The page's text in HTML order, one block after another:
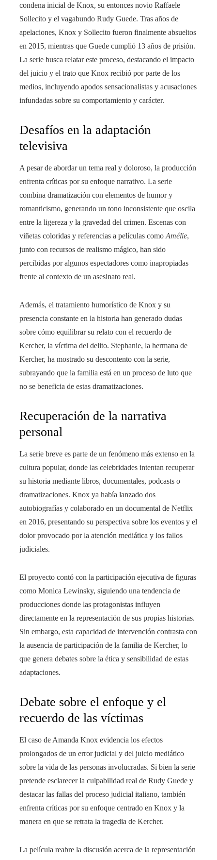
condena inicial de Knox, su entonces novio Raffaele
Sollecito y el vagabundo Rudy Guede. Tras años de
apelaciones, Knox y Sollecito fueron finalmente absueltos
en 2015, mientras que Guede cumplió 13 años de prisión.
La serie busca relatar este proceso, destacando el impacto
del juicio y el trato que Knox recibió por parte de los
medios, incluyendo apodos sensacionalistas y acusaciones
infundadas sobre su comportamiento y carácter.
Desafíos en la adaptación
televisiva
A pesar de abordar un tema real y doloroso, la producción
enfrenta críticas por su enfoque narrativo. La serie
combina dramatización con elementos de humor y
romanticismo, generando un tono inconsistente que oscila
entre la ligereza y la gravedad del crimen. Escenas con
viñetas coloridas y referencias a películas como Amélie,
junto con recursos de realismo mágico, han sido
percibidas por algunos espectadores como inapropiadas
frente al contexto de un asesinato real.
Además, el tratamiento humorístico de Knox y su
presencia constante en la historia han generado dudas
sobre cómo equilibrar su relato con el recuerdo de
Kercher, la víctima del delito. Stephanie, la hermana de
Kercher, ha mostrado su descontento con la serie,
subrayando que la familia está en un proceso de luto que
no se beneficia de estas dramatizaciones.
Recuperación de la narrativa
personal
La serie breve es parte de un fenómeno más extenso en la
cultura popular, donde las celebridades intentan recuperar
su historia mediante libros, documentales, podcasts o
dramatizaciones. Knox ya había lanzado dos
autobiografías y colaborado en un documental de Netflix
en 2016, presentando su perspectiva sobre los eventos y el
dolor provocado por la atención mediática y los fallos
judiciales.
El proyecto contó con la participación ejecutiva de figuras
como Monica Lewinsky, siguiendo una tendencia de
producciones donde las protagonistas influyen
directamente en la representación de sus propias historias.
Sin embargo, esta capacidad de intervención contrasta con
la ausencia de participación de la familia de Kercher, lo
que genera debates sobre la ética y sensibilidad de estas
adaptaciones.
Debate sobre el enfoque y el
recuerdo de las víctimas
El caso de Amanda Knox evidencia los efectos
prolongados de un error judicial y del juicio mediático
sobre la vida de las personas involucradas. Si bien la serie
pretende esclarecer la culpabilidad real de Rudy Guede y
destacar las fallas del proceso judicial italiano, también
enfrenta críticas por su enfoque centrado en Knox y la
manera en que se retrata la tragedia de Kercher.
La película reabre la discusión acerca de la representación